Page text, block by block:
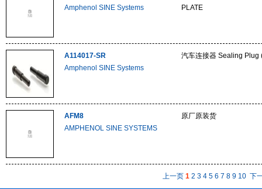
Amphenol SINE Systems
PLATE
A114017-SR
Amphenol SINE Systems
汽车连接器 Sealing Plug
AFM8
AMPHENOL SINE SYSTEMS
原厂原装货
上一页 1 2 3 4 5 6 7 8 9 10 下